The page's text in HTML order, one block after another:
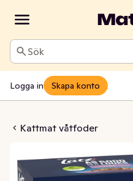
Sök
Logga in Skapa konto
Kattmat våtfoder
Lax/Oxe i Gelé 12x85g